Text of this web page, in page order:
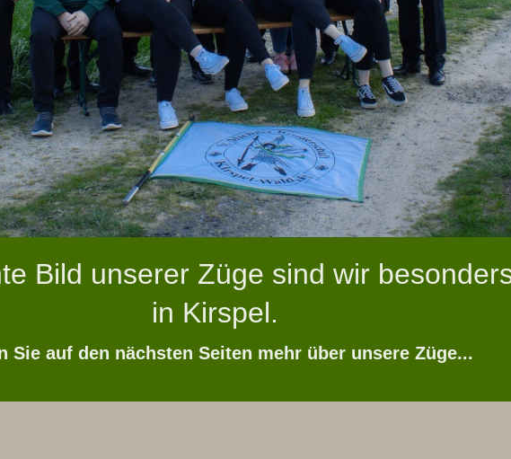
Bild unserer Züge sind wir
in Kirspel.
Sie auf den nächsten Seiten mehr über unsere Züge...